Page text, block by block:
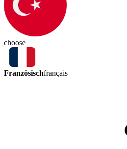
choose
Französischfrançais